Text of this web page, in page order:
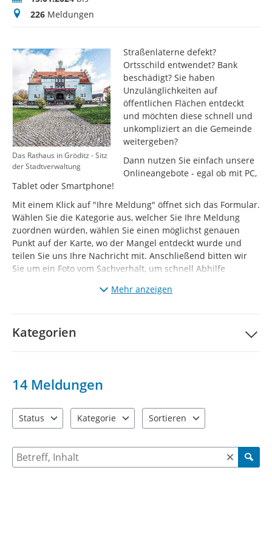
Meldungen
226 Meldungen
Das Rathaus in Gröditz - Sitz
der Stadtverwaltung
Straßenlaterne defekt?
Ortsschild entwendet? Bank
beschädigt? Sie haben
Unzulänglichkeiten auf
öffentlichen Flächen entdeckt
und möchten diese schnell und
unkompliziert an die Gemeinde
weitergeben?
Dann nutzen Sie einfach unsere
Onlineangebote - egal ob mit PC,
Tablet oder Smartphone!
Mit einem Klick auf "Ihre Meldung" öffnet sich das Formular.
Wählen Sie die Kategorie aus, welcher Sie Ihre Meldung
zuordnen würden, wählen Sie einen möglichst genauen
Punkt auf der Karte, wo der Mangel entdeckt wurde und
teilen Sie uns Ihre Nachricht mit. Anschließend bitten wir
Sie um ein Foto vom Sachverhalt, um schnell Abhilfe
nachverfolgen, sobald eine initiale Bearbeitung und
Freigabe stattgefunden hat.
Mehr anzeigen
Kategorien
14 Meldungen
Status
Kategorie
Sortieren
Suche nach Meldungen und Kommentaren